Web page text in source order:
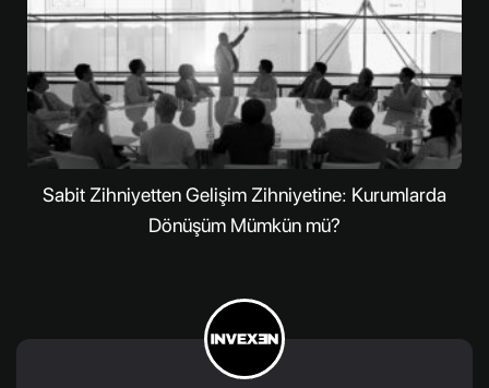
Sabit Zihniyetten Gelişim Zihniyetine: Kurumlarda
Dönüşüm Mümkün mü?